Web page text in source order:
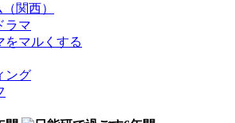
関西）
ラマ
をマルくする
ング